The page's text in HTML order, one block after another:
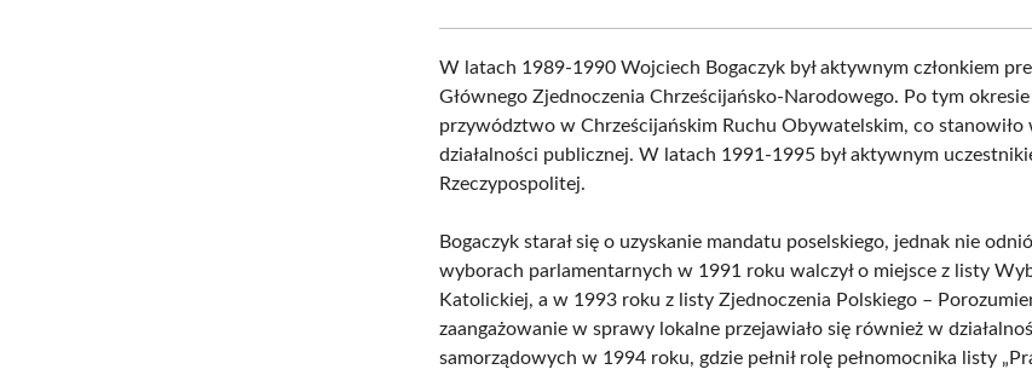
W latach 1989-1990 Wojciech Bogaczyk był aktywnym członkiem
Głównego Zjednoczenia Chrześcijańsko-Narodowego. Po tym okresie
przywództwo w Chrześcijańskim Ruchu Obywatelskim, co stanowiło
działalności publicznej. W latach 1991-1995 był aktywnym
Rzeczypospolitej.
Bogaczyk starał się o uzyskanie mandatu poselskiego, jednak nie
wyborach parlamentarnych w 1991 roku walczył o miejsce z listy
Katolickiej, a w 1993 roku z listy Zjednoczenia Polskiego –
zaangażowanie w sprawy lokalne przejawiało się również w
samorządowych w 1994 roku, gdzie pełnił rolę pełnomocnika listy